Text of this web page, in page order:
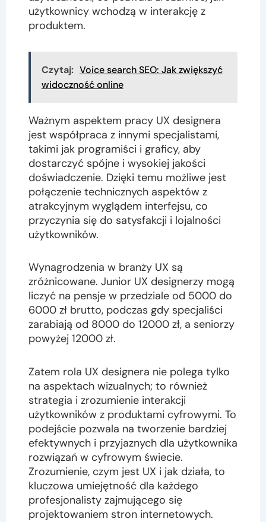
użytkownicy wchodzą w interakcję z
produktem.
Czytaj: Voice search SEO: Jak zwiększyć
widoczność online
Ważnym aspektem pracy UX designera
jest współpraca z innymi specjalistami,
takimi jak programiści i graficy, aby
dostarczyć spójne i wysokiej jakości
doświadczenie. Dzięki temu możliwe jest
połączenie technicznych aspektów z
atrakcyjnym wyglądem interfejsu, co
przyczynia się do satysfakcji i lojalności
użytkowników.
Wynagrodzenia w branży UX są
zróżnicowane. Junior UX designerzy mogą
liczyć na pensje w przedziale od 5000 do
6000 zł brutto, podczas gdy specjaliści
zarabiają od 8000 do 12000 zł, a seniorzy
powyżej 12000 zł.
Zatem rola UX designera nie polega tylko
na aspektach wizualnych; to również
strategia i zrozumienie interakcji
użytkowników z produktami cyfrowymi. To
podejście pozwala na tworzenie bardziej
efektywnych i przyjaznych dla użytkownika
rozwiązań w cyfrowym świecie.
Zrozumienie, czym jest UX i jak działa, to
kluczowa umiejętność dla każdego
profesjonalisty zajmującego się
projektowaniem stron internetowych.